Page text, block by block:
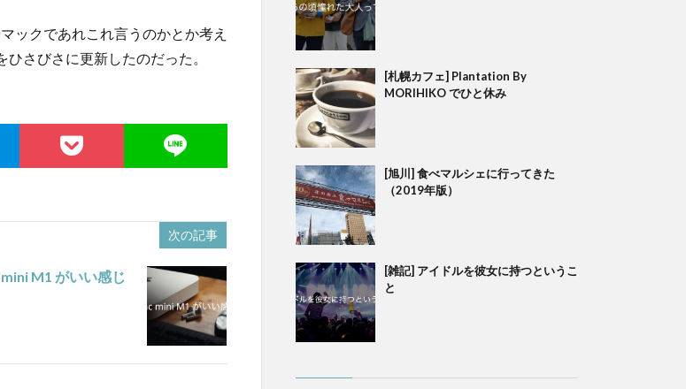
ックであれこれ言うのかとか考え
さびさに更新したのだった。
次の記事
M1 がいい感じ
[札幌カフェ] Plantation By
MORIHIKO でひと休み
[旭川] 食べマルシェに行ってきた
（2019年版）
[雑記] アイドルを彼女に持つというこ
と